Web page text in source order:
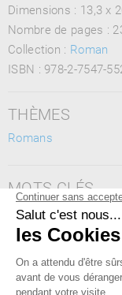
Dimensions : 13,3 x
Nombre de pages :
Collection : Roman
ISBN : 978-2-7547-
THÈMES
Romans
MOTS CLÉS
tolérance,
philosophique,
Éditions du